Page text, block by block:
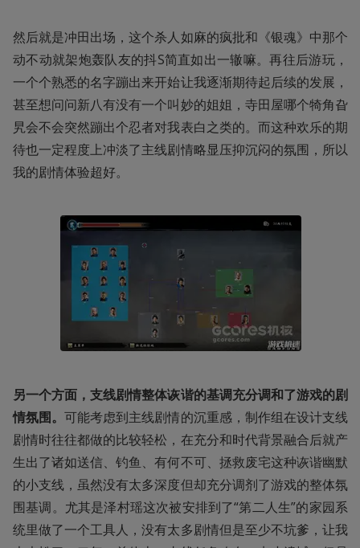
然后就是冲田出场，这个杀人如麻的疯批和《银魂》中那个
动不动就架炮轰队友的抖S简直如出一辙嘛。再往后游玩，
一个个熟悉的名字蹦出来开始让我逐渐期待起后续的发展，
甚至想问问新八有没有一个叫妙的姐姐，寺田屋哪个犄角旮
旯会不会突然蹦出个忍者对我表白之类的。而这种欢乐的期
待也一定程度上冲淡了主线剧情略显压抑沉闷的氛围，所以
我的剧情体验超好。
另一个方面，支线剧情整体诙谐的基调充分调和了游戏的剧
情氛围。可能考虑到主线剧情的沉重感，制作组在设计支线
剧情时往往都做的比较轻松，在充分和时代背景融合后就产
生出了诸如送信、钓鱼、有何不可、拯救废宅这种诙谐幽默
的小支线，虽然没有太多深度但却充分调剂了游戏的整体氛
围基调。尤其是泽村瑶这次被安排到了“第二人生”的家园系
统里做了一个工具人，没有太多剧情但是至少不坑爹，让我